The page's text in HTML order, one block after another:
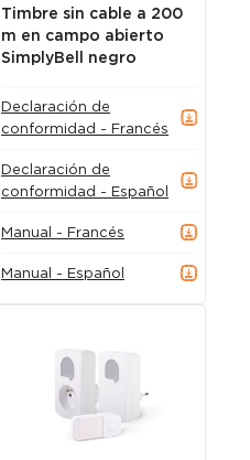
Timbre sin cable a 200
m en campo abierto
SimplyBell negro
Declaración de
conformidad - Francés
Declaración de
conformidad - Español
Manual - Francés
Manual - Español